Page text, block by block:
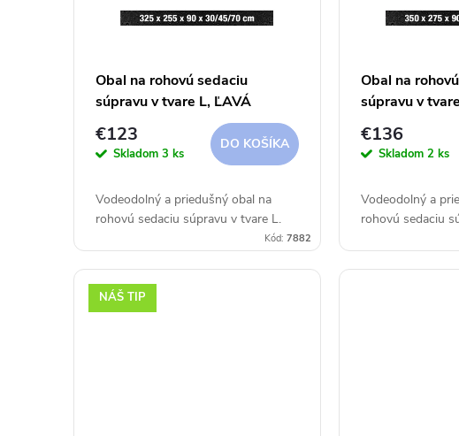
t
o
u
k
Obal na rohovú sedaciu
súpravu v tvare L, ĽAVÁ
325x255x90xh30/45/70 cm
Aerocover
€123
Skladom 3 ks
DO KOŠÍKA
Vodeodolný a priedušný obal na
rohovú sedaciu súpravu v tvare L.
Kód: 7882
Obal na
súpravu v
Aerocover
€136
Skladom 2 ks
Vodeodolný a
rohovú sedaciu
NÁŠ TIP